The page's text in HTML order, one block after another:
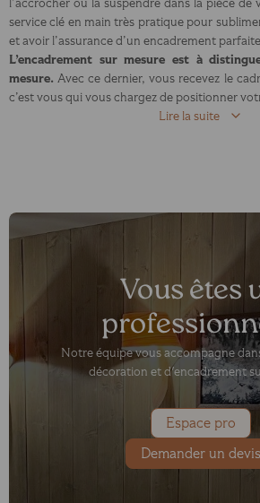
service clé en main très pratique pour
et avoir l’assurance d’un encadrement
L’encadrement sur mesure est à
mesure. Avec ce dernier, vous recevez le
c’est vous qui vous chargez de positionner
Lire la suite
Vous êtes
Notre équipe vous accompagne
décoration et d'encadrement
Espace pro
Demander un devis